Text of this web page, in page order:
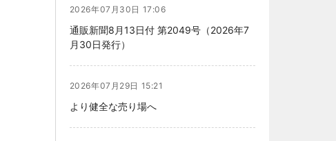
2026年07月30日 17:06
通販新聞8月13日付 第2049号（2026年7
月30日発行）
2026年07月29日 15:21
より健全な売り場へ